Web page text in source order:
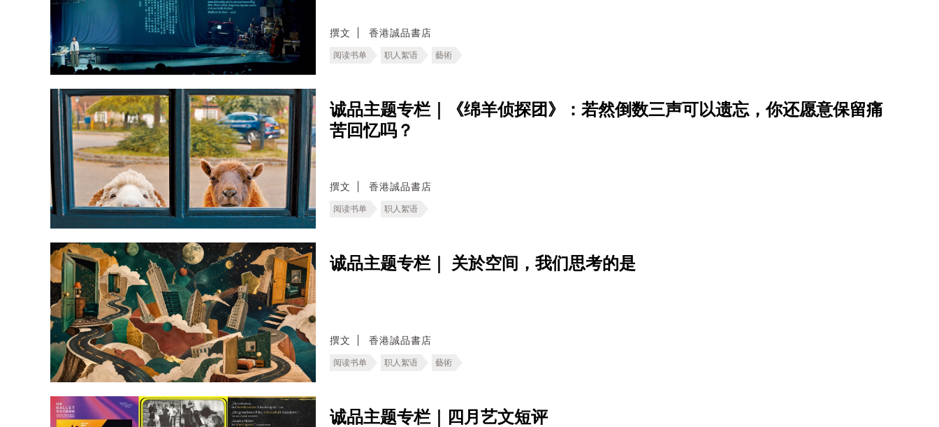
撰文 香港誠品書店
阅读书单 职人絮语 藝術
诚品主题专栏｜《绵羊侦探团》：若然倒数三声可以遗忘，你还愿意保留痛
苦回忆吗？
撰文 香港誠品書店
阅读书单 职人絮语
诚品主题专栏｜ 关於空间，我们思考的是
撰文 香港誠品書店
阅读书单 职人絮语 藝術
诚品主题专栏｜四月艺文短评